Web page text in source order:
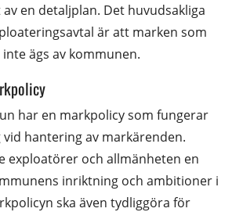
en detaljplan. Det huvudsakliga
är att marken som
ägs av kommunen.
har en markpolicy som fungerar
hantering av markärenden.
exploatörer och allmänheten en
inriktning och ambitioner i
ska även tydliggöra för